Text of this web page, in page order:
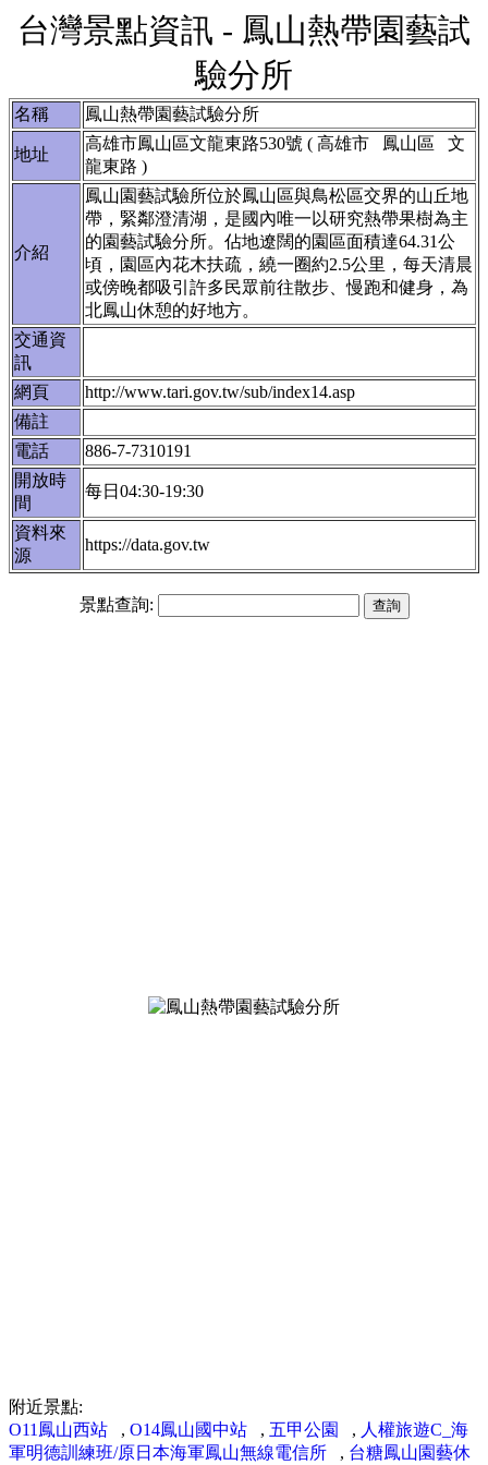
台灣景點資訊 - 鳳山熱帶園藝試
驗分所
名稱 鳳山熱帶園藝試驗分所
地址
高雄市鳳山區文龍東路530號 ( 高雄市 鳳山區 文
龍東路 )
介紹
鳳山園藝試驗所位於鳳山區與鳥松區交界的山丘地
帶，緊鄰澄清湖，是國內唯一以研究熱帶果樹為主
的園藝試驗分所。佔地遼闊的園區面積達64.31公
頃，園區內花木扶疏，繞一圈約2.5公里，每天清晨
或傍晚都吸引許多民眾前往散步、慢跑和健身，為
北鳳山休憩的好地方。
交通資
訊
網頁
http://www.tari.gov.tw/sub/index14.asp
備註
電話
886-7-7310191
開放時
間
每日04:30-19:30
資料來
源
https://data.gov.tw
景點查詢:
附近景點:
O11鳳山西站 , O14鳳山國中站 , 五甲公園 , 人權旅遊C_海
軍明德訓練班/原日本海軍鳳山無線電信所 , 台糖鳳山園藝休